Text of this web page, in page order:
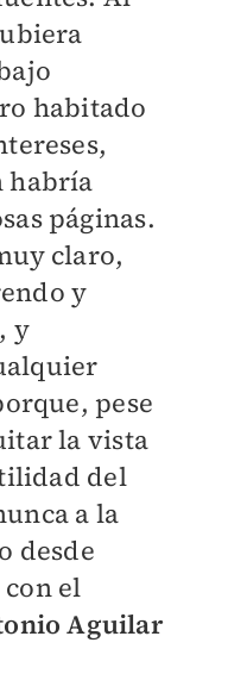
habitado
habría
páginas.
claro,
y
y
pese
la vista
del
a la
desde
el
Aguilar